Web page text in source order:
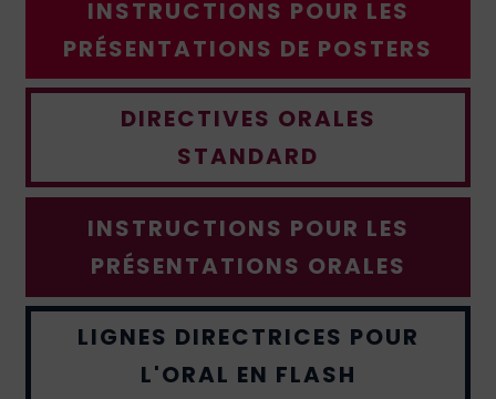
INSTRUCTIONS POUR LES
PRÉSENTATIONS DE POSTERS
DIRECTIVES ORALES
STANDARD
INSTRUCTIONS POUR LES
PRÉSENTATIONS ORALES
LIGNES DIRECTRICES POUR
L'ORAL EN FLASH